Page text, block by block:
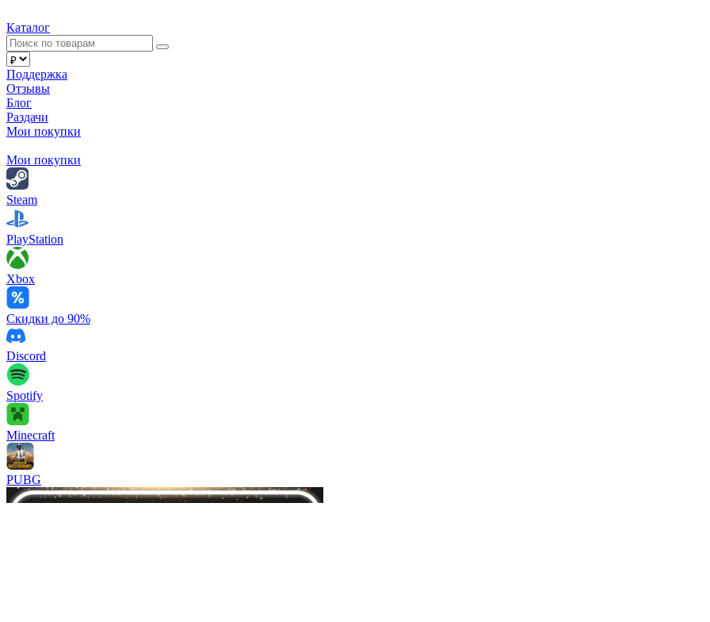
Каталог
Поддержка
Отзывы
Блог
Раздачи
Мои покупки
Мои покупки
Steam
PlayStation
Xbox
Скидки до 90%
Discord
Spotify
Minecraft
PUBG